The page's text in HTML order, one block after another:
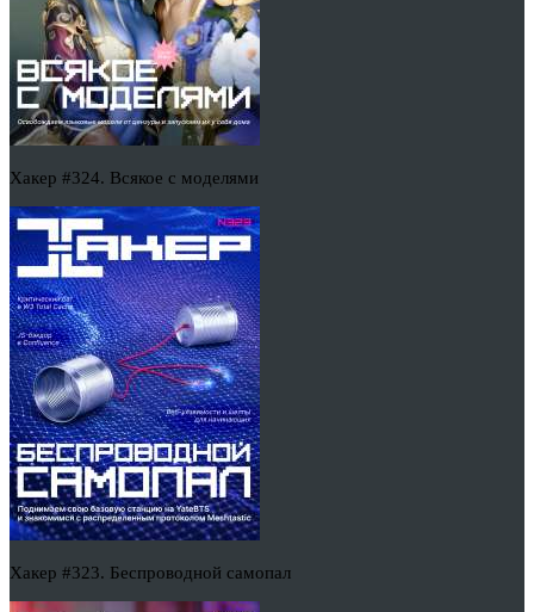
Хакер #324. Всякое с моделями
Хакер #323. Беспроводной самопал